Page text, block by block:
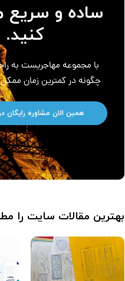
ساده و سریع
کنید.
با مجموعه مهاجریست به
چگونه در کمترین زمان
همین الان مشاوره رایگان
بهترین مقالات سایت را